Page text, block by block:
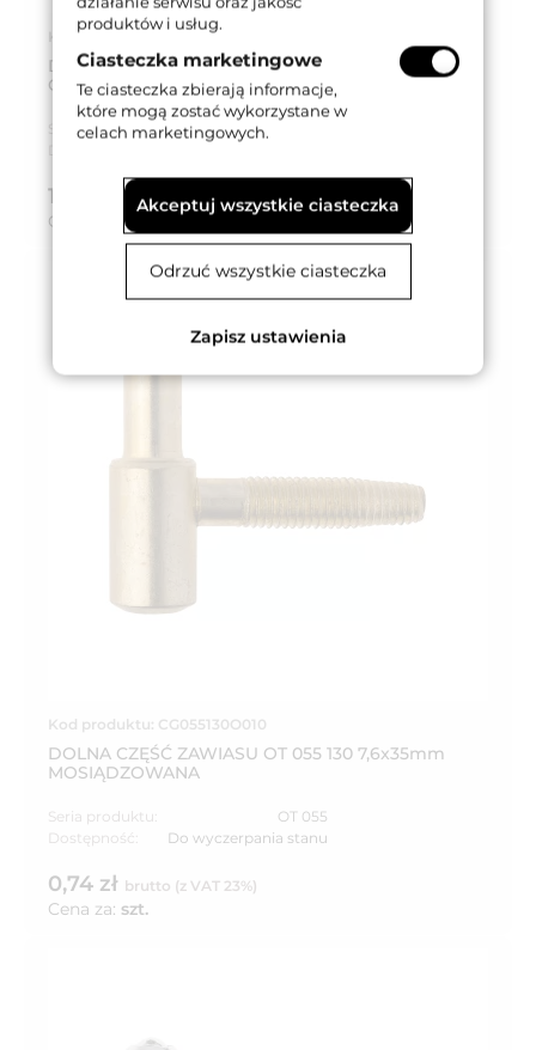
Kod produktu: CG055130H022
DOLNA CZĘŚĆ ZAWIASU OT 055 130 7,6x35mm
GALWANIZOWANA NA BIAŁO
Seria produktu:
OT 055
1,08 zł brutto (z VAT 23%)
Cena za: szt.
Kod produktu: CG055130O010
DOLNA CZĘŚĆ ZAWIASU OT 055 130 7,6x35mm
MOSIĄDZOWANA
Seria produktu:
OT 055
Dostępność:
Do wyczerpania stanu
0,74 zł brutto (z VAT 23%)
Cena za: szt.
produktów i usług.
Ciasteczka marketingowe
Te ciasteczka zbierają informacje,
które mogą zostać wykorzystane w
celach marketingowych.
Akceptuj wszystkie ciasteczka
Odrzuć wszystkie ciasteczka
Zapisz ustawienia